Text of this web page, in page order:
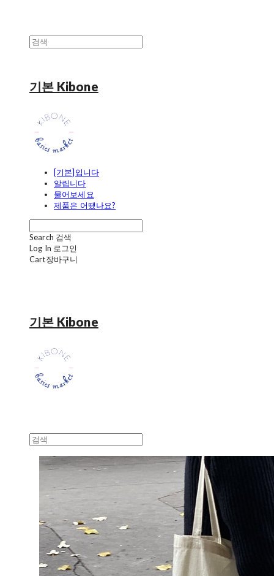
기본 Kibone
[기본]입니다
알립니다
물어보세요
제품은 어땠나요?
Search 검색
Log In 로그인
Cart장바구니
기본 Kibone